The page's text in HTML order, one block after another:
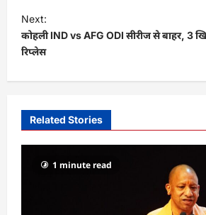
s
t
n
a
g
Next:
कोहली IND vs AFG ODI सीरीज से बाहर, 3
रिप्लेस
Related Stories
1 minute read